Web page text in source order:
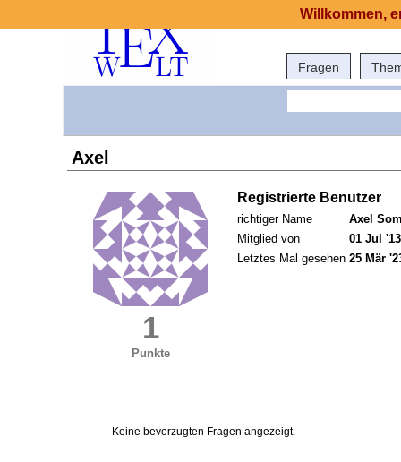
Fragen
Axel
1
Punkte
Registrierte Benutzer
richtiger Name
Axel
Mitglied von
01 Jul
Letztes Mal gesehen 25 Mär
Keine bevorzugten Fragen angezeigt.
Willkommen,